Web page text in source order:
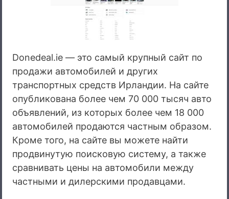
Donedeal.ie — это самый крупный сайт по
продажи автомобилей и других
транспортных средств Ирландии. На сайте
опубликована более чем 70 000 тысяч авто
объявлений, из которых более чем 18 000
автомобилей продаются частным образом.
Кроме того, на сайте вы можете найти
продвинутую поисковую систему, а также
сравнивать цены на автомобили между
частными и дилерскими продавцами.